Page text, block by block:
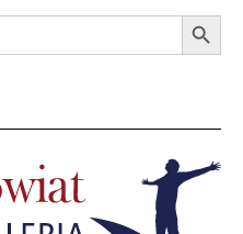
Search Button